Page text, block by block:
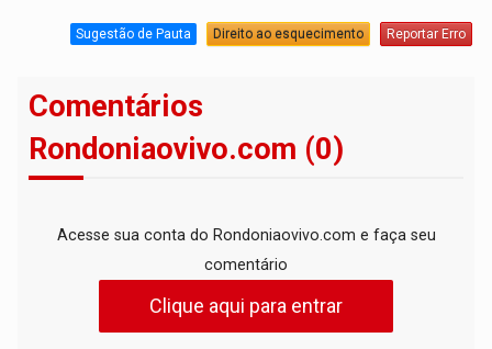
Sugestão de Pauta Direito ao esquecimento Reportar Erro
Comentários
Rondoniaovivo.com (0)
Acesse sua conta do Rondoniaovivo.com e faça seu
comentário
Clique aqui para entrar